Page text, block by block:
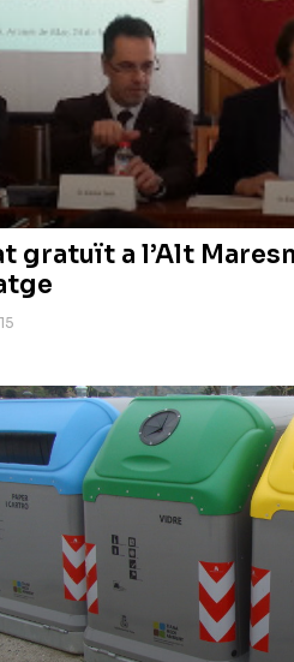
gratuït a l’Alt